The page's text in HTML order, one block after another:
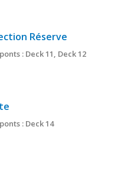
Réserve
: Deck 11, Deck 12
: Deck 14